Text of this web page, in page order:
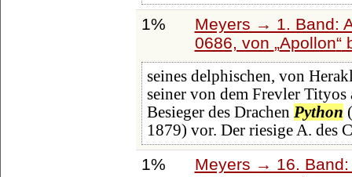
1%
Meyers → 1. Band:
0686, von Apollon
seines delphischen, von
seiner von dem Frevler
Besieger des Drachen Python
1879) vor. Der riesige A. des
1%
Meyers → 16.